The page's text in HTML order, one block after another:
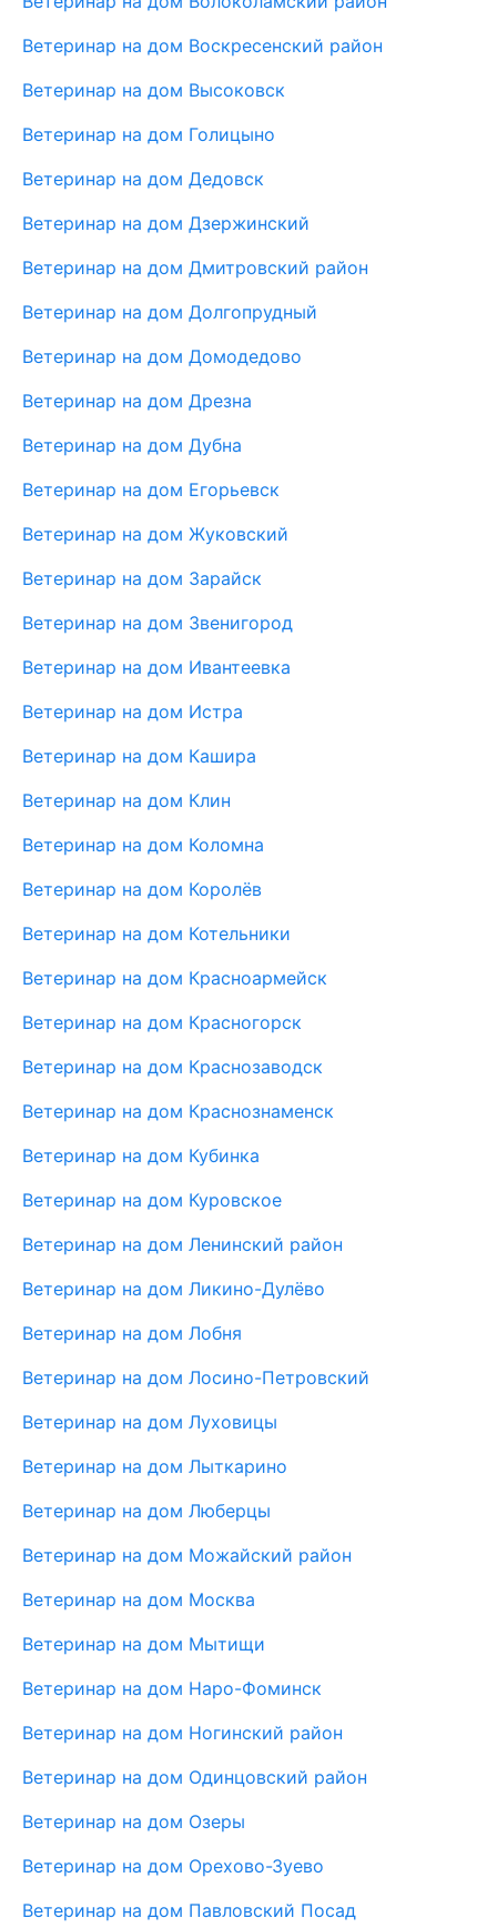
Ветеринар на дом Воскресенский район
Ветеринар на дом Высоковск
Ветеринар на дом Голицыно
Ветеринар на дом Дедовск
Ветеринар на дом Дзержинский
Ветеринар на дом Дмитровский район
Ветеринар на дом Долгопрудный
Ветеринар на дом Домодедово
Ветеринар на дом Дрезна
Ветеринар на дом Дубна
Ветеринар на дом Егорьевск
Ветеринар на дом Жуковский
Ветеринар на дом Зарайск
Ветеринар на дом Звенигород
Ветеринар на дом Ивантеевка
Ветеринар на дом Истра
Ветеринар на дом Кашира
Ветеринар на дом Клин
Ветеринар на дом Коломна
Ветеринар на дом Королёв
Ветеринар на дом Котельники
Ветеринар на дом Красноармейск
Ветеринар на дом Красногорск
Ветеринар на дом Краснозаводск
Ветеринар на дом Краснознаменск
Ветеринар на дом Кубинка
Ветеринар на дом Куровское
Ветеринар на дом Ленинский район
Ветеринар на дом Ликино-Дулёво
Ветеринар на дом Лобня
Ветеринар на дом Лосино-Петровский
Ветеринар на дом Луховицы
Ветеринар на дом Лыткарино
Ветеринар на дом Люберцы
Ветеринар на дом Можайский район
Ветеринар на дом Москва
Ветеринар на дом Мытищи
Ветеринар на дом Наро-Фоминск
Ветеринар на дом Ногинский район
Ветеринар на дом Одинцовский район
Ветеринар на дом Озеры
Ветеринар на дом Орехово-Зуево
Ветеринар на дом Павловский Посад